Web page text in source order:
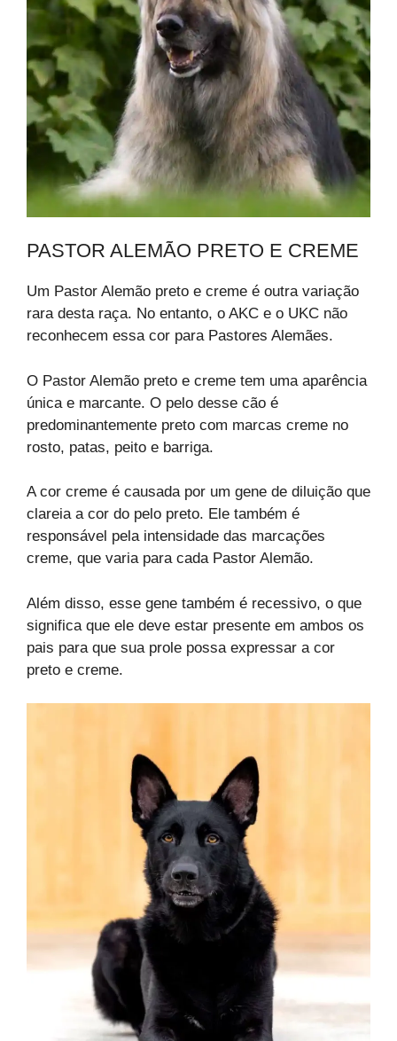
PASTOR ALEMÃO PRETO E CREME
Um Pastor Alemão preto e creme é outra variação
rara desta raça. No entanto, o AKC e o UKC não
reconhecem essa cor para Pastores Alemães.
O Pastor Alemão preto e creme tem uma aparência
única e marcante. O pelo desse cão é
predominantemente preto com marcas creme no
rosto, patas, peito e barriga.
A cor creme é causada por um gene de diluição que
clareia a cor do pelo preto. Ele também é
responsável pela intensidade das marcações
creme, que varia para cada Pastor Alemão.
Além disso, esse gene também é recessivo, o que
significa que ele deve estar presente em ambos os
pais para que sua prole possa expressar a cor
preto e creme.